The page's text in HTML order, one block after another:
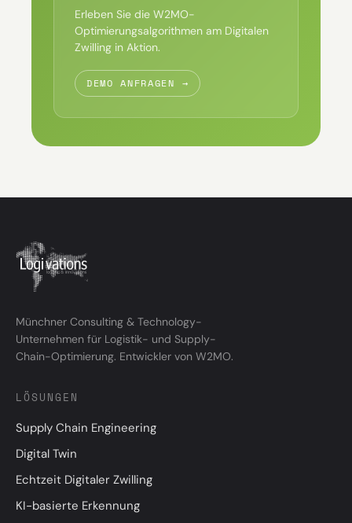
Erleben Sie die W2MO-
Optimierungsalgorithmen am Digitalen
Zwilling in Aktion.
DEMO ANFRAGEN →
Münchner Consulting & Technology-
Unternehmen für Logistik- und Supply-
Chain-Optimierung. Entwickler von W2MO.
LÖSUNGEN
Supply Chain Engineering
Digital Twin
Echtzeit Digitaler Zwilling
KI-basierte Erkennung